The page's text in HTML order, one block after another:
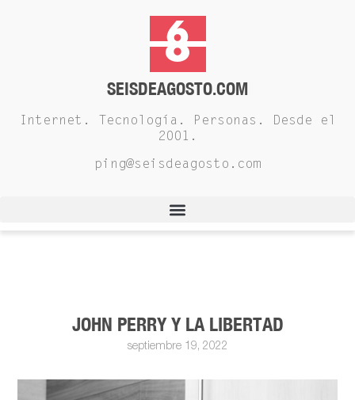
SEISDEAGOSTO.COM
Internet. Tecnología. Personas. Desde el
2001.
ping@seisdeagosto.com
JOHN PERRY Y LA LIBERTAD
septiembre 19, 2022